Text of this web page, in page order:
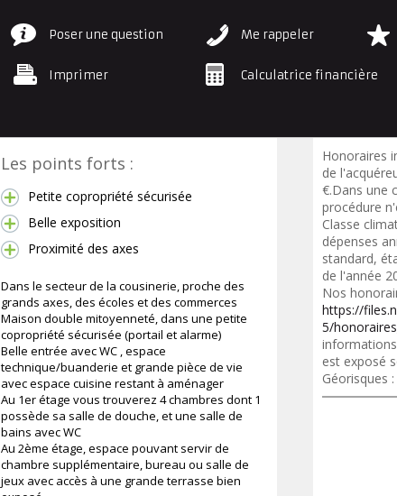
Poser une question Me rappeler
Imprimer Calculatrice financière
Les points forts :
Petite copropriété sécurisée
Belle exposition
Proximité des axes
Dans le secteur de la cousinerie, proche des
grands axes, des écoles et des commerces
Maison double mitoyenneté, dans une petite
copropriété sécurisée (portail et alarme)
Belle entrée avec WC , espace
technique/buanderie et grande pièce de vie
avec espace cuisine restant à aménager
Au 1er étage vous trouverez 4 chambres dont 1
possède sa salle de douche, et une salle de
bains avec WC
Au 2ème étage, espace pouvant servir de
chambre supplémentaire, bureau ou salle de
jeux avec accès à une grande terrasse bien
Honoraires
de
€.Dans une
procédure
Classe
dépenses
standard,
de l'année
Nos
https://
5/
est exposé
Géorisques